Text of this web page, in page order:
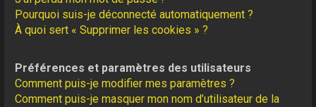
Pourquoi suis-je déconnecté automatiquement ?
À quoi sert « Supprimer les cookies » ?
Préférences et paramètres des utilisateurs
Comment puis-je modifier mes paramètres ?
Comment puis-je masquer mon nom d’utilisateur de la